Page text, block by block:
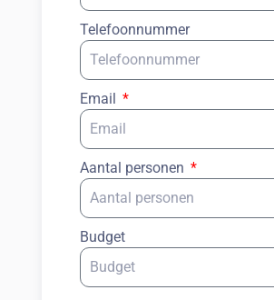
Telefoonnummer
Email
Aantal personen
Budget